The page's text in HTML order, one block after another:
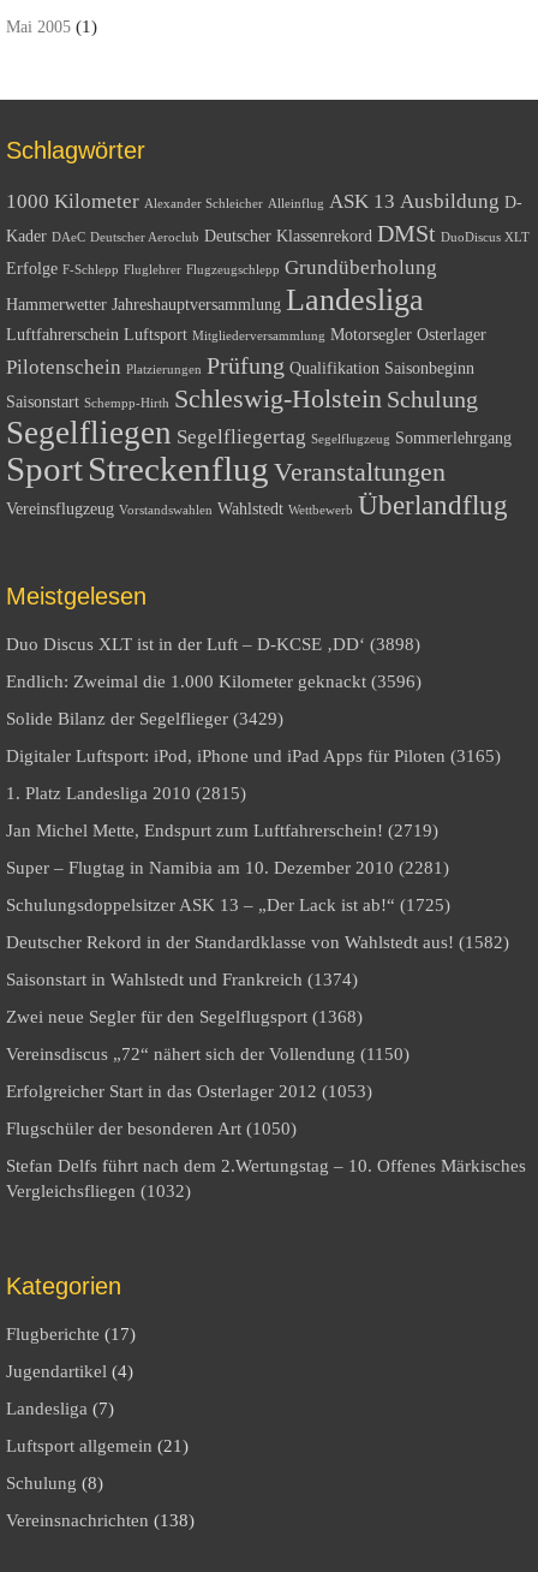
Mai 2005 (1)
Schlagwörter
1000 Kilometer Alexander Schleicher Alleinflug ASK 13 Ausbildung D-
Kader DAeC Deutscher Aeroclub Deutscher Klassenrekord DMSt DuoDiscus XLT
Erfolge F-Schlepp Fluglehrer Flugzeugschlepp Grundüberholung
Hammerwetter Jahreshauptversammlung Landesliga
Luftfahrerschein Luftsport Mitgliederversammlung Motorsegler Osterlager
Pilotenschein Platzierungen Prüfung Qualifikation Saisonbeginn
Saisonstart Schempp-Hirth Schleswig-Holstein Schulung
Segelfliegen Segelfliegertag Segelflugzeug Sommerlehrgang
SportStreckenflug Veranstaltungen
Vereinsflugzeug Vorstandswahlen Wahlstedt Wettbewerb Überlandflug
Meistgelesen
Duo Discus XLT ist in der Luft – D-KCSE ‚DD‘ (3898)
Endlich: Zweimal die 1.000 Kilometer geknackt (3596)
Solide Bilanz der Segelflieger (3429)
Digitaler Luftsport: iPod, iPhone und iPad Apps für Piloten (3165)
1. Platz Landesliga 2010 (2815)
Jan Michel Mette, Endspurt zum Luftfahrerschein! (2719)
Super – Flugtag in Namibia am 10. Dezember 2010 (2281)
Schulungsdoppelsitzer ASK 13 – „Der Lack ist ab!“ (1725)
Deutscher Rekord in der Standardklasse von Wahlstedt aus! (1582)
Saisonstart in Wahlstedt und Frankreich (1374)
Zwei neue Segler für den Segelflugsport (1368)
Vereinsdiscus „72“ nähert sich der Vollendung (1150)
Erfolgreicher Start in das Osterlager 2012 (1053)
Flugschüler der besonderen Art (1050)
Stefan Delfs führt nach dem 2.Wertungstag – 10. Offenes Märkisches
Vergleichsfliegen (1032)
Kategorien
Flugberichte (17)
Jugendartikel (4)
Landesliga (7)
Luftsport allgemein (21)
Schulung (8)
Vereinsnachrichten (138)